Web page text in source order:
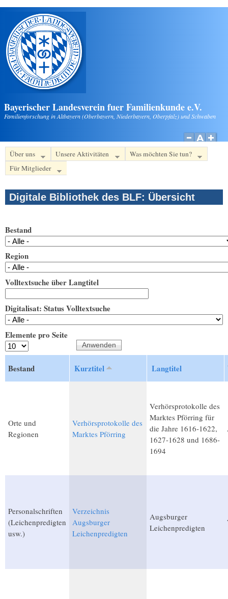
Direkt zum Inhalt
Bayerischer Landesverein fuer Familienkunde e.V.
Familienforschung in Altbayern (Oberbayern, Niederbayern, Oberpfalz) und Schwaben
Über uns Unsere Aktivitäten
Was möchten Sie tun?
Für Mitglieder
Digitale Bibliothek des BLF: Übersicht
Bestand
Region
Volltextsuche über Langtitel
Digitalisat: Status Volltextsuche
Elemente pro Seite
Bestand Kurztitel Langtitel
Orte und
Regionen
Verhörsprotokolle des
Marktes Pförring
Verhörsprotokolle des
Marktes Pförring für
die Jahre 1616-1622,
1627-1628 und 1686-
1694
Personalschriften
(Leichenpredigten
usw.)
Verzeichnis
Augsburger
Leichenpredigten
Augsburger
Leichenpredigten